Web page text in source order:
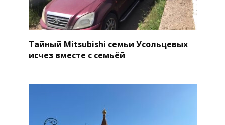
Тайный Mitsubishi семьи Усольцевых
исчез вместе с семьёй